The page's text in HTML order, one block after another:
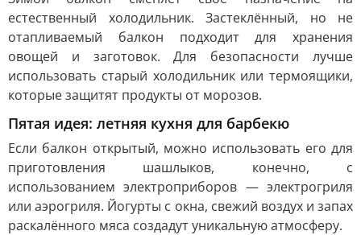
естественный холодильник. Застеклённый, но не
отапливаемый балкон подходит для хранения
овощей и заготовок. Для безопасности лучше
использовать старый холодильник или термоящики,
которые защитят продукты от морозов.
Пятая идея: летняя кухня для барбекю
Если балкон открытый, можно использовать его для
приготовления шашлыков, конечно, с
использованием электроприборов — электрогриля
или аэрогриля. Йогурты с окна, свежий воздух и запах
раскалённого мяса создадут уникальную атмосферу.